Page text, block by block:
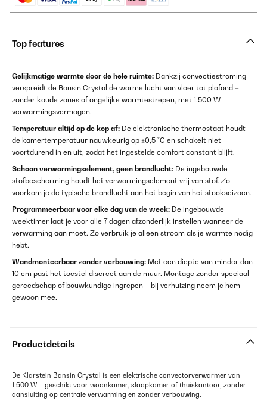
Top features
Gelijkmatige warmte door de hele ruimte: Dankzij convectiestroming
verspreidt de Bansin Crystal de warme lucht van vloer tot plafond –
zonder koude zones of ongelijke warmtestrepen, met 1.500 W
verwarmingsvermogen.
Temperatuur altijd op de kop af: De elektronische thermostaat houdt
de kamertemperatuur nauwkeurig op ±0,5 °C en schakelt niet
voortdurend in en uit, zodat het ingestelde comfort constant blijft.
Schoon verwarmingselement, geen brandlucht: De ingebouwde
stofbescherming houdt het verwarmingselement vrij van stof. Zo
voorkom je de typische brandlucht aan het begin van het stookseizoen.
Programmeerbaar voor elke dag van de week: De ingebouwde
weektimer laat je voor alle 7 dagen afzonderlijk instellen wanneer de
verwarming aan moet. Zo verbruik je alleen stroom als je warmte nodig
hebt.
Wandmonteerbaar zonder verbouwing: Met een diepte van minder dan
10 cm past het toestel discreet aan de muur. Montage zonder speciaal
gereedschap of bouwkundige ingrepen – bij verhuizing neem je hem
gewoon mee.
Productdetails
De Klarstein Bansin Crystal is een elektrische convectorverwarmer van
1.500 W – geschikt voor woonkamer, slaapkamer of thuiskantoor, zonder
aansluiting op centrale verwarming en zonder verbouwing.